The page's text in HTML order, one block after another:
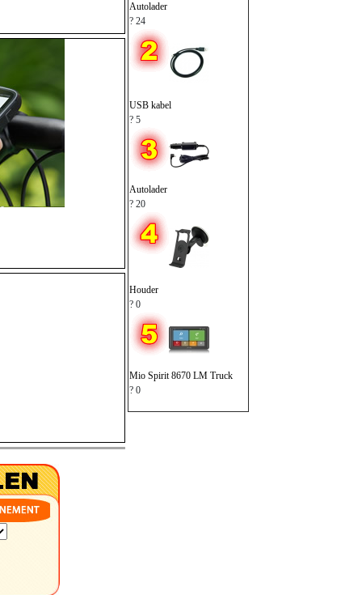
Autolader
? 24
USB kabel
? 5
Autolader
? 20
Houder
? 0
Mio Spirit 8670 LM Truck
? 0